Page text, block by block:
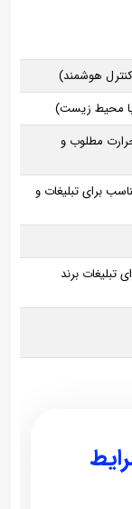
هوشمند)
مطلوب و
برای تبلیغات و
تبلیغات برند